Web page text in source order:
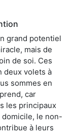
grand potentiel
mais de
de soi. Ces
deux volets à
sommes en
car
les principaux
le non-
à leurs